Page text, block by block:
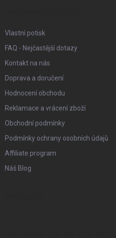
Vlastní potisk
FAQ - Nejčastější dotazy
Kontakt na nás
Doprava a doručení
Hodnocení obchodu
Reklamace a vrácení zboží
Obchodní podmínky
Podmínky ochrany osobních údajů
Affiliate program
Náš Blog